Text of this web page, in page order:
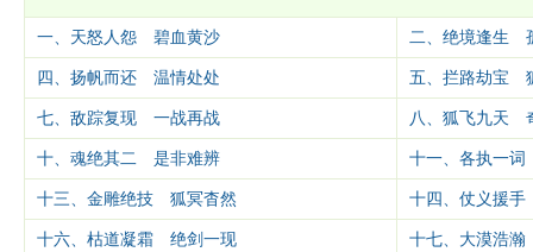
一、天怒人怨 碧血黄沙 二、绝境逢生
四、扬帆而还 温情处处 五、拦路劫宝
七、敌踪复现 一战再战 八、狐飞九天
十、魂绝其二 是非难辨 十一、各执一
十三、金雕绝技 狐冥杳然 十四、仗义援
十六、枯道凝霜 绝剑一现 十七、大漠浩